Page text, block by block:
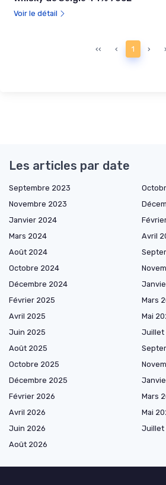
Voir le détail
‹‹ ‹ 1 ›
Les articles par date
Septembre 2023
Novembre 2023
Janvier 2024
Mars 2024
Avril
Août 2024
Octobre 2024
Décembre 2024
Février 2025
Mars
Avril 2025
Mai
Juin 2025
Juillet
Août 2025
Octobre 2025
Décembre 2025
Février 2026
Mars
Avril 2026
Mai
Juin 2026
Juillet
Août 2026